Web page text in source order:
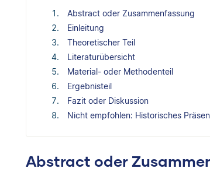
Abstract oder Zusammenfassung
Einleitung
Theoretischer Teil
Literaturübersicht
Material- oder Methodenteil
Ergebnisteil
Fazit oder Diskussion
Nicht empfohlen: Historisches
Abstract oder